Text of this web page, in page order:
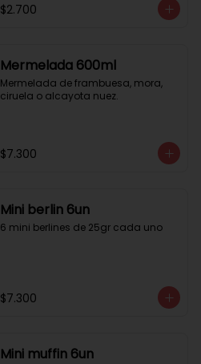
$2.700
Mermelada 600ml
Mermelada de frambuesa, mora,
ciruela o alcayota nuez.
$7.300
Mini berlin 6un
6 mini berlines de 25gr cada uno
$7.300
Mini muffin 6un